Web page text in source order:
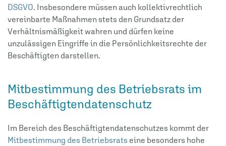
DSGVO . Insbesondere müssen auch kollektivrechtlich
vereinbarte Maßnahmen stets den Grundsatz der
Verhältnismäßigkeit wahren und dürfen keine
unzulässigen Eingriffe in die Persönlichkeitsrechte der
Beschäftigten darstellen.
Mitbestimmung des Betriebsrats im
Beschäftigtendatenschutz
Im Bereich des Beschäftigtendatenschutzes kommt der
Mitbestimmung des Betriebsrats eine besonders hohe